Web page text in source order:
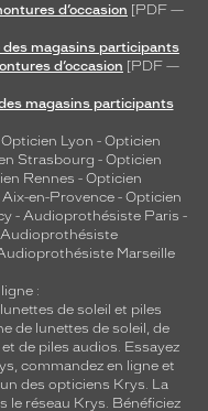
d’occasion [PDF —
des magasins participants
d’occasion [PDF —
magasins participants
Opticien Lyon - Opticien
Strasbourg - Opticien
Rennes - Opticien
en-Provence - Opticien
- Audioprothésiste Paris -
Audioprothésiste
Marseille
:
lunettes de soleil et piles
de lunettes de soleil, de
et de piles audios. Essayez
commandez en ligne et
des opticiens Krys. La
le réseau Krys. Bénéficiez